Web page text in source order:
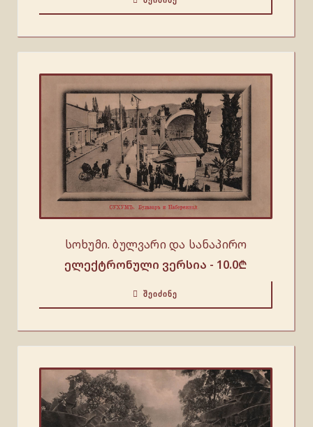
სოხუმი. ბულვარი და სანაპირო
ელექტრონული ვერსია - 10.0₾
ᲨᲔᲘᲫᲘᲜᲔ